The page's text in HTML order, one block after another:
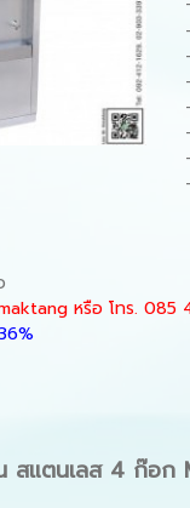
หรือ โทร. 085
น สแตนเลส 4 ก๊อ